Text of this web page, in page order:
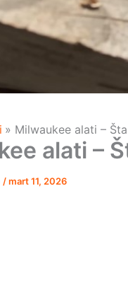
Milwaukee alati –
alati –
/mart 11, 2026